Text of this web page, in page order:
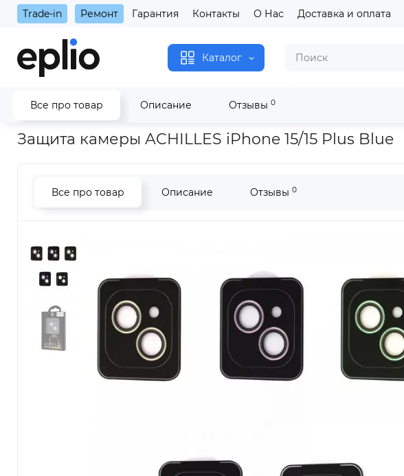
Trade-in Ремонт Гарантия Контакты О Нас Доставка и оплата
Каталог
Все про товар Описание Отзывы 0
Главная Защита камеры ACHILLES iPhone 15/15 Plus Blue
Защита камеры ACHILLES iPhone 15/15 Plus Blue
Все про товар Описание Отзывы 0